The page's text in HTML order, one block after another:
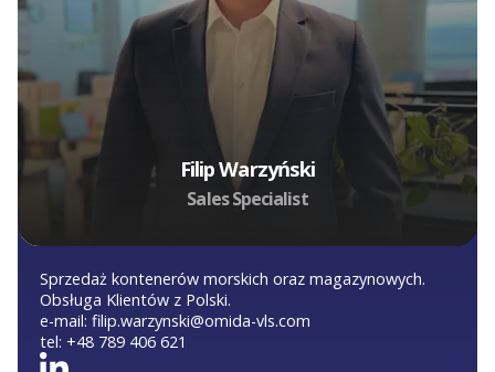
Filip Warzyński
Sales Specialist
Sprzedaż kontenerów morskich oraz magazynowych.
Obsługa Klientów z Polski.
e-mail: filip.warzynski@omida-vls.com
tel: +48 789 406 621